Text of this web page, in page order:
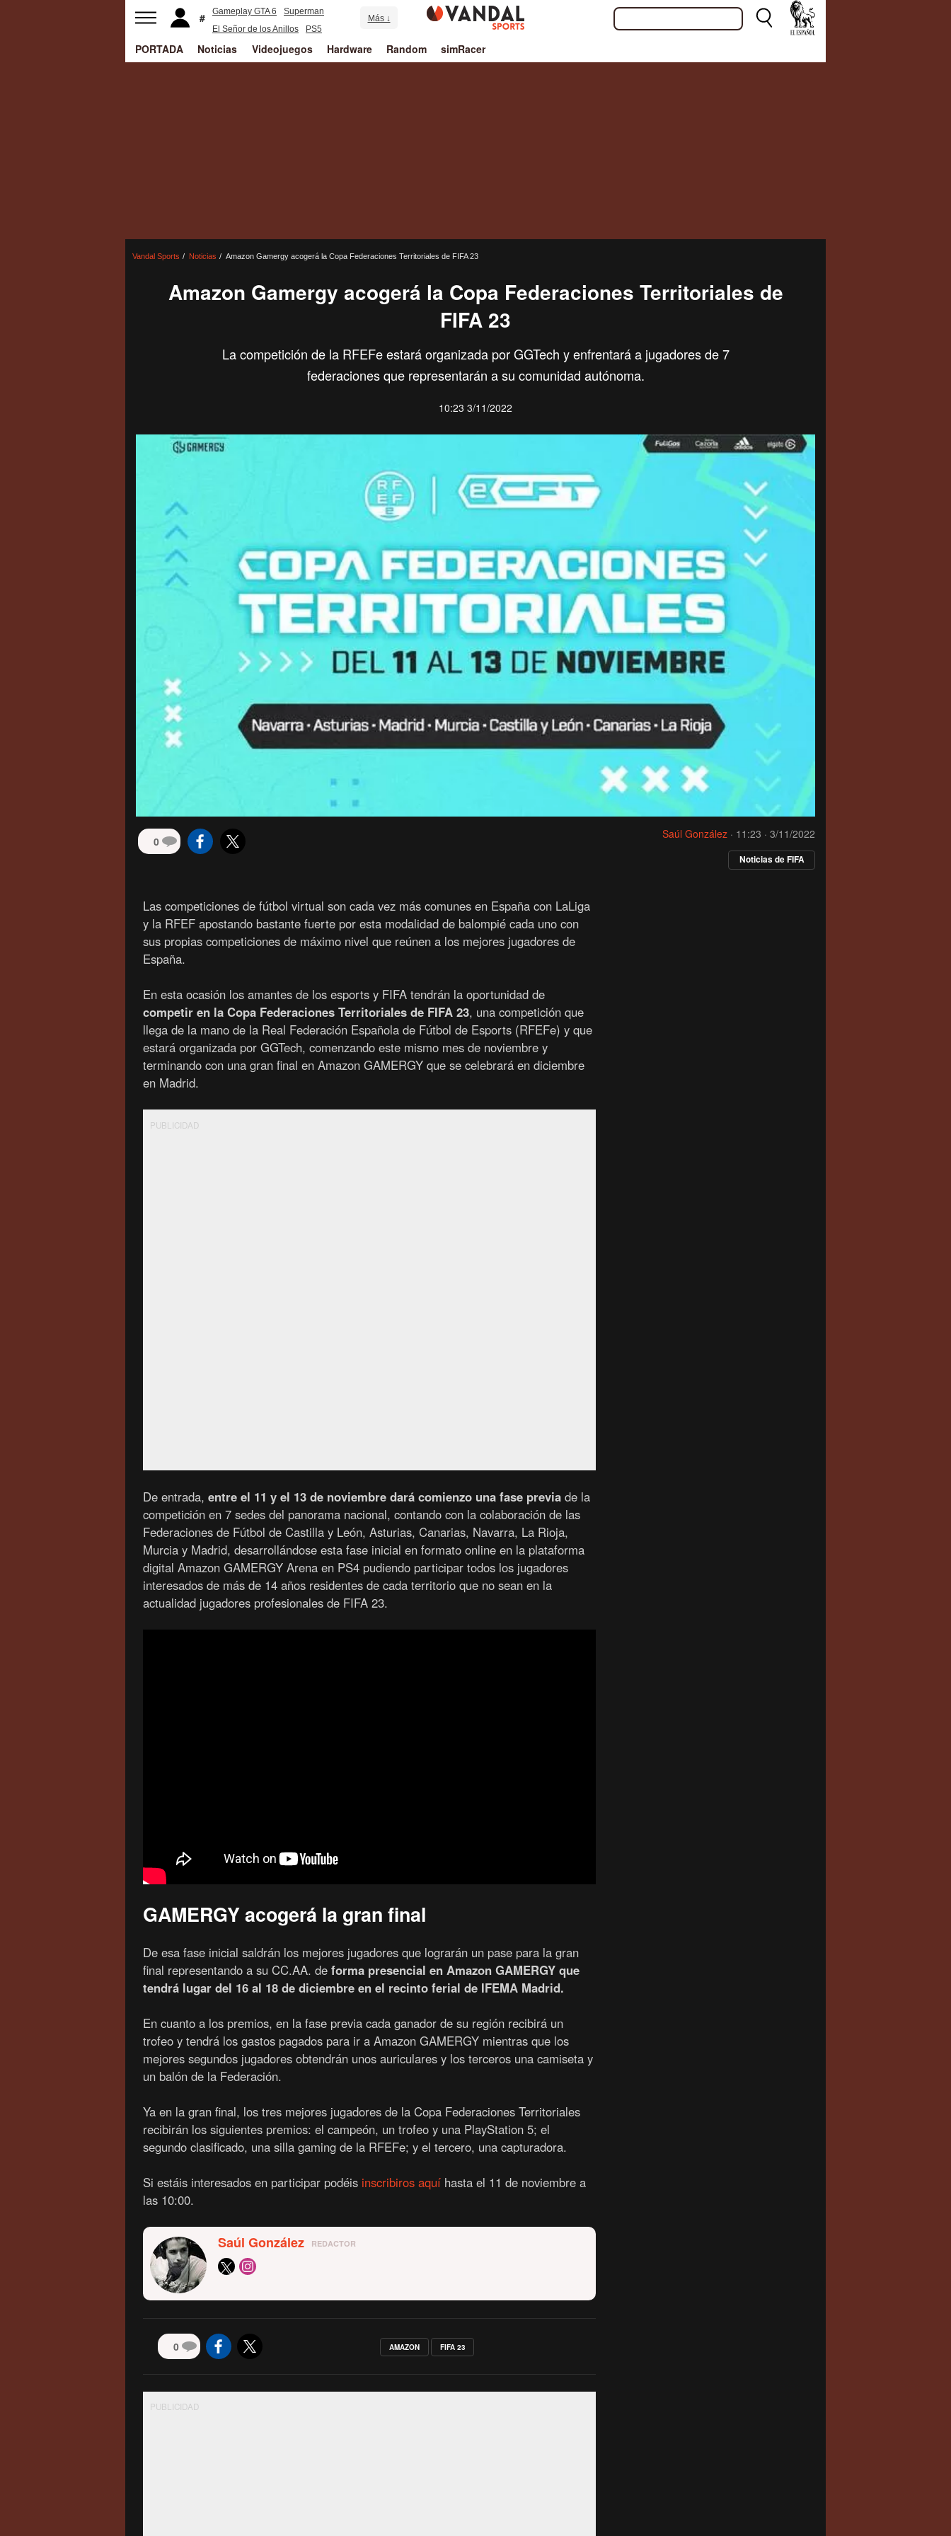
Gameplay GTA 6
Superman
El Señor de los Anillos
PS5
Más ↓
PORTADA Noticias Videojuegos Hardware Random simRacer
Vandal Sports Noticias Amazon Gamergy acogerá la Copa Federaciones Territoriales de FIFA 23
Amazon Gamergy acogerá la Copa Federaciones Territoriales de
FIFA 23
La competición de la RFEFe estará organizada por GGTech y enfrentará a jugadores de 7
federaciones que representarán a su comunidad autónoma.
10:23 3/11/2022
0
Saúl González · 11:23 · 3/11/2022
Noticias de FIFA
Las competiciones de fútbol virtual son cada vez más comunes en España con LaLiga
y la RFEF apostando bastante fuerte por esta modalidad de balompié cada uno con
sus propias competiciones de máximo nivel que reúnen a los mejores jugadores de
España.
En esta ocasión los amantes de los esports y FIFA tendrán la oportunidad de
competir en la Copa Federaciones Territoriales de FIFA 23, una competición que
llega de la mano de la Real Federación Española de Fútbol de Esports (RFEFe) y que
estará organizada por GGTech, comenzando este mismo mes de noviembre y
terminando con una gran final en Amazon GAMERGY que se celebrará en diciembre
en Madrid.
PUBLICIDAD
De entrada, entre el 11 y el 13 de noviembre dará comienzo una fase previa de la
competición en 7 sedes del panorama nacional, contando con la colaboración de las
Federaciones de Fútbol de Castilla y León, Asturias, Canarias, Navarra, La Rioja,
Murcia y Madrid, desarrollándose esta fase inicial en formato online en la plataforma
digital Amazon GAMERGY Arena en PS4 pudiendo participar todos los jugadores
interesados de más de 14 años residentes de cada territorio que no sean en la
actualidad jugadores profesionales de FIFA 23.
GAMERGY acogerá la gran final
De esa fase inicial saldrán los mejores jugadores que lograrán un pase para la gran
final representando a su CC.AA. de forma presencial en Amazon GAMERGY que
tendrá lugar del 16 al 18 de diciembre en el recinto ferial de IFEMA Madrid.
En cuanto a los premios, en la fase previa cada ganador de su región recibirá un
trofeo y tendrá los gastos pagados para ir a Amazon GAMERGY mientras que los
mejores segundos jugadores obtendrán unos auriculares y los terceros una camiseta y
un balón de la Federación.
Ya en la gran final, los tres mejores jugadores de la Copa Federaciones Territoriales
recibirán los siguientes premios: el campeón, un trofeo y una PlayStation 5; el
segundo clasificado, una silla gaming de la RFEFe; y el tercero, una capturadora.
Si estáis interesados en participar podéis inscribiros aquí hasta el 11 de noviembre a
las 10:00.
Saúl González REDACTOR
0 AMAZON FIFA 23
PUBLICIDAD